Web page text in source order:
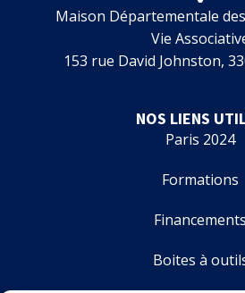
Maison Départementale
Vie
153 rue David Johnston,
NOS LIENS
Paris 2024
Formations
Financements
Boites à